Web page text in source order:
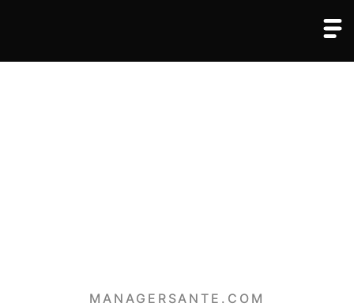
MANAGERSANTE.COM